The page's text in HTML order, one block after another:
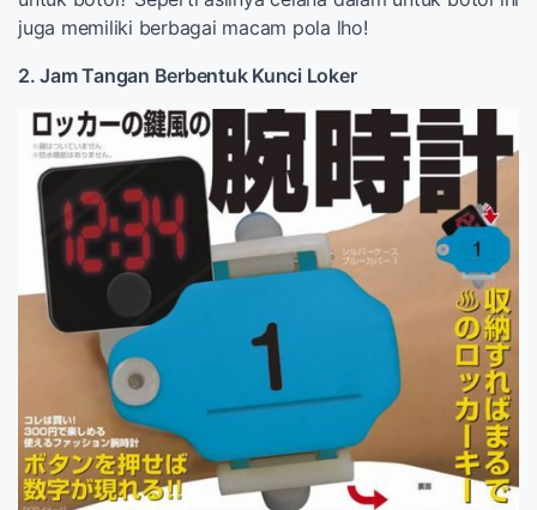
juga memiliki berbagai macam pola lho!
2. Jam Tangan Berbentuk Kunci Loker